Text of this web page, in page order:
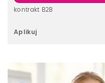
kontrakt B2B
Aplikuj